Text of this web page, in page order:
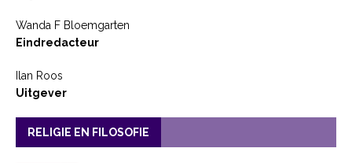
Wanda F Bloemgarten
Eindredacteur
Ilan Roos
Uitgever
RELIGIE EN FILOSOFIE